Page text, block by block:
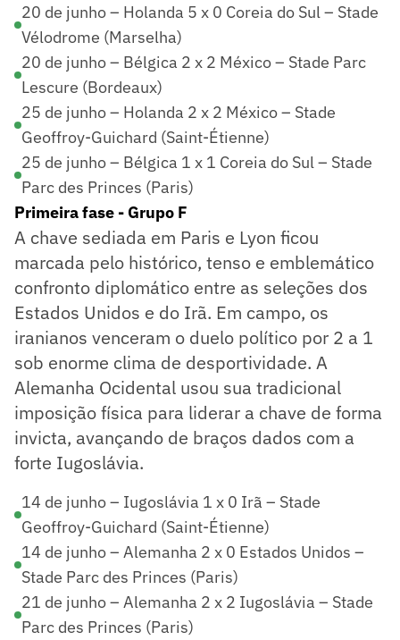
20 de junho – Holanda 5 x 0 Coreia do Sul – Stade
Vélodrome (Marselha)
20 de junho – Bélgica 2 x 2 México – Stade Parc
Lescure (Bordeaux)
25 de junho – Holanda 2 x 2 México – Stade
Geoffroy-Guichard (Saint-Étienne)
25 de junho – Bélgica 1 x 1 Coreia do Sul – Stade
Parc des Princes (Paris)
Primeira fase - Grupo F
A chave sediada em Paris e Lyon ficou
marcada pelo histórico, tenso e emblemático
confronto diplomático entre as seleções dos
Estados Unidos e do Irã. Em campo, os
iranianos venceram o duelo político por 2 a 1
sob enorme clima de desportividade. A
Alemanha Ocidental usou sua tradicional
imposição física para liderar a chave de forma
invicta, avançando de braços dados com a
forte Iugoslávia.
14 de junho – Iugoslávia 1 x 0 Irã – Stade
Geoffroy-Guichard (Saint-Étienne)
14 de junho – Alemanha 2 x 0 Estados Unidos –
Stade Parc des Princes (Paris)
21 de junho – Alemanha 2 x 2 Iugoslávia – Stade
Parc des Princes (Paris)